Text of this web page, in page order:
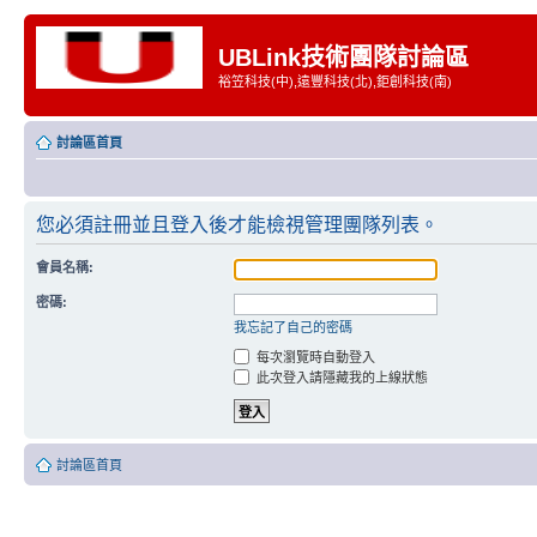
UBLink技術團隊討論區
裕笠科技(中),遠豐科技(北),鉅創科技(南)
討論區首頁
您必須註冊並且登入後才能檢視管理團隊列表。
會員名稱:
密碼:
我忘記了自己的密碼
每次瀏覽時自動登入
此次登入請隱藏我的上線狀態
討論區首頁